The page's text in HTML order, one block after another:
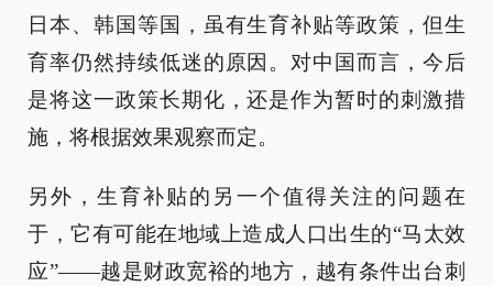
日本、韩国等国，虽有生育补贴等政策，但生
育率仍然持续低迷的原因。对中国而言，今后
是将这一政策长期化，还是作为暂时的刺激措
施，将根据效果观察而定。
另外，生育补贴的另一个值得关注的问题在
于，它有可能在地域上造成人口出生的“马太效
应”——越是财政宽裕的地方，越有条件出台刺